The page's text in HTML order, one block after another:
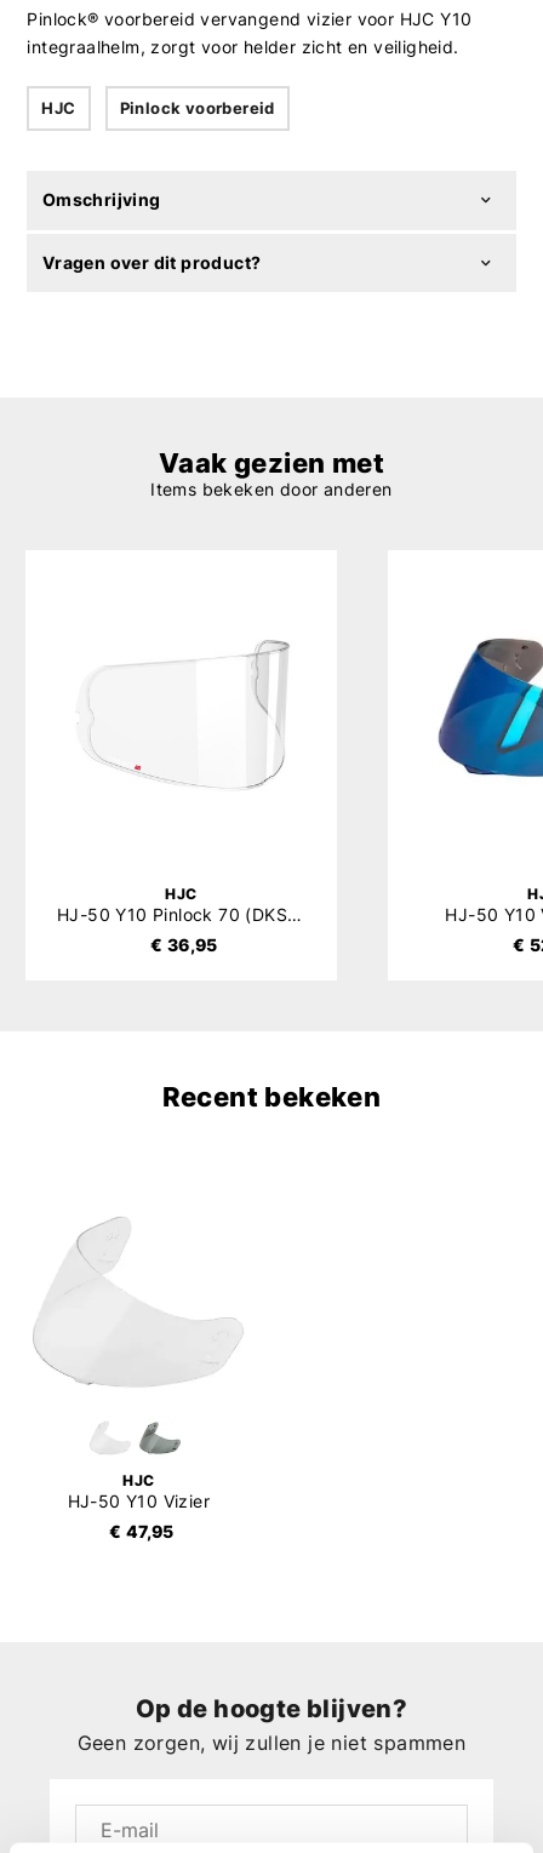
Pinlock® voorbereid vervangend vizier voor HJC Y10
integraalhelm, zorgt voor helder zicht en veiligheid.
HJC Pinlock voorbereid
Omschrijving
Vragen over dit product?
Vaak gezien met
Items bekeken door anderen
HJC
HJ-50 Y10 Pinlock 70 (DKS665)
€ 36,95
HJ-50 Y10
€
Recent bekeken
HJC
HJ-50 Y10 Vizier
€ 47,95
Op de hoogte blijven?
Geen zorgen, wij zullen je niet spammen